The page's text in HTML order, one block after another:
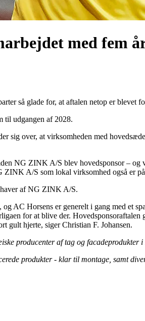
med fem
så glade for, at aftalen netop er blevet
til udgangen af 2028.
over, at virksomheden med
NG ZINK A/S blev hovedsponsor –
A/S som lokal virksomhed også er
af NG ZINK A/S.
AC Horsens er generelt i gang med et
for at blive der.
gult hjerte, siger Christian F. Johansen.
producenter af tag og facadeprodukter
produkter - klar til montage, samt